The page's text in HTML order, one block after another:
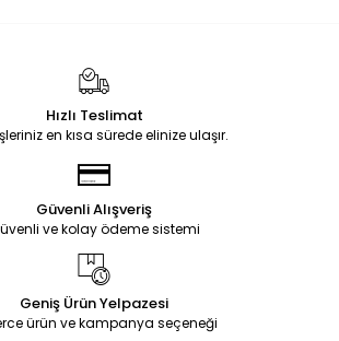
Hızlı Teslimat
en kısa sürede elinize ulaşır.
Güvenli Alışveriş
ve kolay ödeme sistemi
Geniş Ürün Yelpazesi
ürün ve kampanya seçeneği